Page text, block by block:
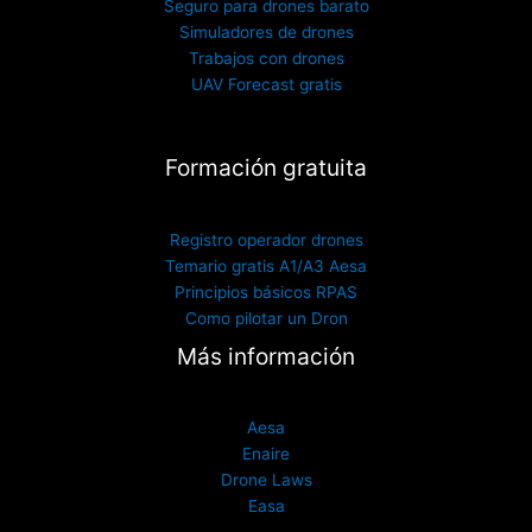
Seguro para drones barato
Simuladores de drones
Trabajos con drones
UAV Forecast gratis
Formación gratuita
Registro operador drones
Temario gratis A1/A3 Aesa
Principios básicos RPAS
Como pilotar un Dron
Más información
Aesa
Enaire
Drone Laws
Easa